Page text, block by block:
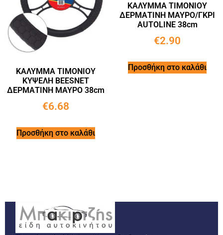
ΚΑΛΥΜΜΑ ΤΙΜΟΝIΟΥ
ΚΥΨΕΛΗ BEESNET
ΔΕΡΜΑΤΙΝΗ ΜΑΥΡΟ 38cm
€6.68
Προσθήκη στο καλάθι
ΚΑΛΥΜΜΑ ΤΙΜΟΝΙΟΥ
ΔΕΡΜΑΤΙΝΗ ΜΑΥΡΟ/ΓΚΡΙ
AUTOLINE 38cm
€2.90
Προσθήκη στο καλάθι